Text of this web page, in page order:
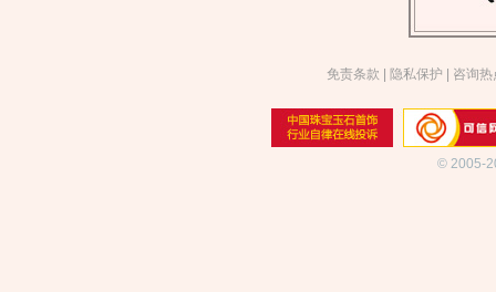
免责条款 隐私保护 咨询热
© 2005-